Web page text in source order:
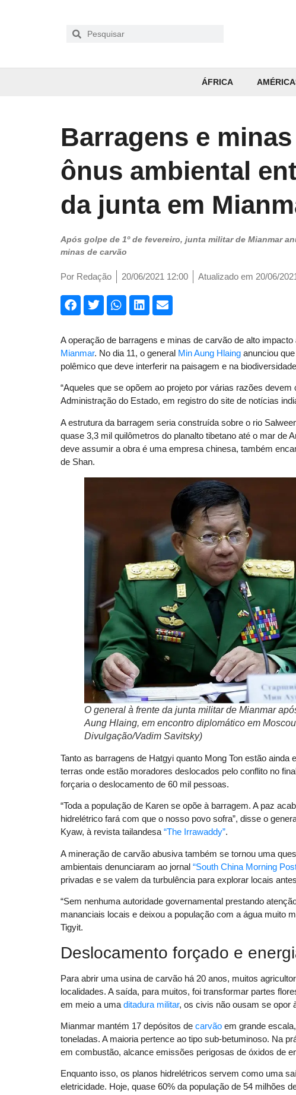
ÁFRICA
Barragens e
ônus ambiental
da junta em
Após golpe de 1º de fevereiro, junta militar de Mianmar
minas de carvão
Por Redação 20/06/2021 12:00 Atualizado em 20/06/
A operação de barragens e minas de carvão de alto
Mianmar. No dia 11, o general Min Aung Hlaing anunciou
polêmico que deve interferir na paisagem e na
“Aqueles que se opõem ao projeto por várias razões
Administração do Estado, em registro do site de notícias
A estrutura da barragem seria construída sobre o rio
quase 3,3 mil quilômetros do planalto tibetano até o mar de
deve assumir a obra é uma empresa chinesa, também
de Shan.
O general à frente da junta militar de Mianmar
Aung Hlaing, em encontro diplomático em
Divulgação/Vadim Savitsky)
Tanto as barragens de Hatgyi quanto Mong Ton estão
terras onde estão moradores deslocados pelo conflito no
forçaria o deslocamento de 60 mil pessoas.
“Toda a população de Karen se opõe à barragem. A paz
hidrelétrico fará com que o nosso povo sofra”, disse o
Kyaw, à revista tailandesa“The Irrawaddy”.
A mineração de carvão abusiva também se tornou uma
ambientais denunciaram ao jornal “South China Morning
privadas e se valem da turbulência para explorar locais
“Sem nenhuma autoridade governamental prestando
mananciais locais e deixou a população com a água muito
Tigyit.
Deslocamento forçado e
Para abrir uma usina de carvão há 20 anos, muitos
localidades. A saída, para muitos, foi transformar partes
em meio a uma ditadura militar, os civis não ousam se opor
Mianmar mantém 17 depósitos de carvão em grande
toneladas. A maioria pertence ao tipo sub-betuminoso. Na
em combustão, alcance emissões perigosas de óxidos de
Enquanto isso, os planos hidrelétricos servem como uma
eletricidade. Hoje, quase 60% da população de 54 milhões